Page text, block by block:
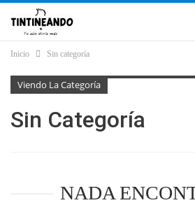
Inicio Sin categoría
Viendo La Categoría
Sin Categoría
NADA